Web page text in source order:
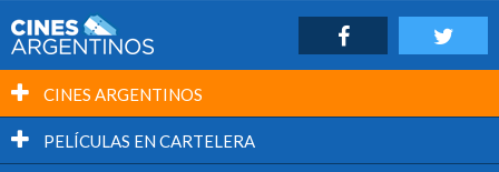
CINES ARGENTINOS
PELÍCULAS EN CARTELERA